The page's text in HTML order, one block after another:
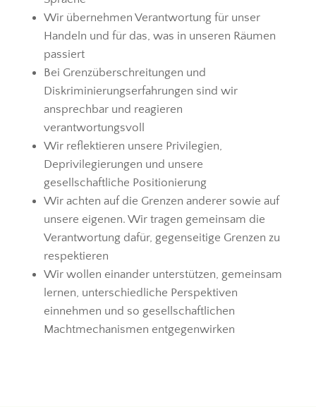
Wir übernehmen Verantwortung für unser
Handeln und für das, was in unseren Räumen
passiert
Bei Grenzüberschreitungen und
Diskriminierungserfahrungen sind wir
ansprechbar und reagieren
verantwortungsvoll
Wir reflektieren unsere Privilegien,
Deprivilegierungen und unsere
gesellschaftliche Positionierung
Wir achten auf die Grenzen anderer sowie auf
unsere eigenen. Wir tragen gemeinsam die
Verantwortung dafür, gegenseitige Grenzen zu
respektieren
Wir wollen einander unterstützen, gemeinsam
lernen, unterschiedliche Perspektiven
einnehmen und so gesellschaftlichen
Machtmechanismen entgegenwirken